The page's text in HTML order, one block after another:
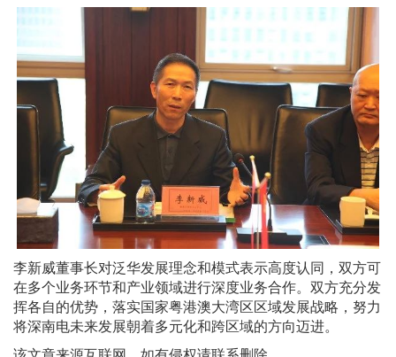
李新威董事长对泛华发展理念和模式表示高度认同，双方可
在多个业务环节和产业领域进行深度业务合作。双方充分发
挥各自的优势，落实国家粤港澳大湾区区域发展战略，努力
将深南电未来发展朝着多元化和跨区域的方向迈进。